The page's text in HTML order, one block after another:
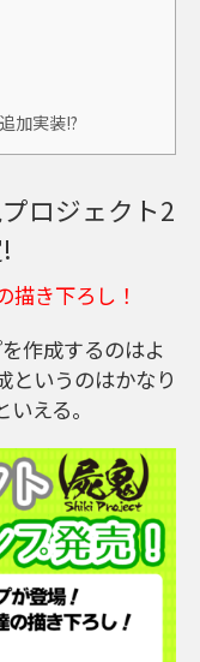
加実装!?
ロジェクト2
描き下ろし！
作成するのはよ
というのはかなり
える。